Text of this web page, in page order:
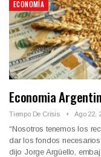
ECONOMÍA
Economia
Tiempo De Crisis Ago 22,
“Nosotros tenemos los
dar los fondos
dijo Jorge Argüello,